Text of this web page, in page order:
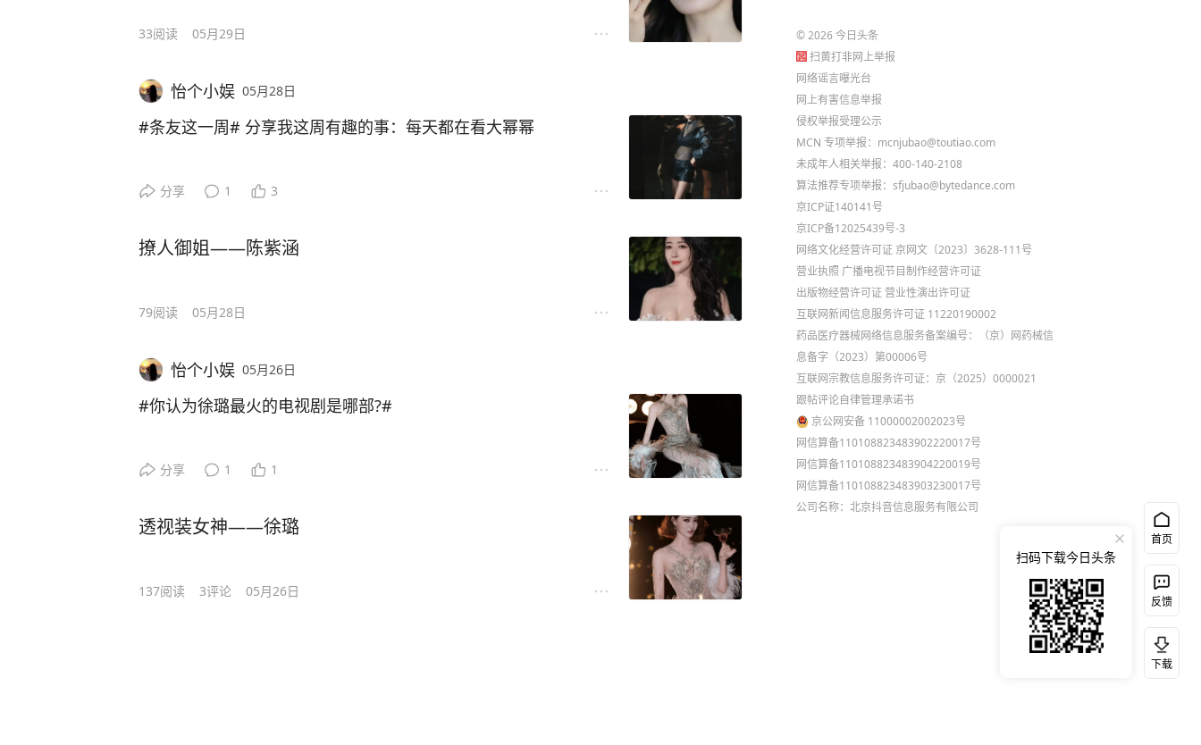
33阅读 05月29日
怡个小娱 05月28日
#条友这一周# 分享我这周有趣的事：每天都在看大幂幂
分享 1 3
撩人御姐——陈紫涵
79阅读 05月28日
怡个小娱 05月26日
#你认为徐璐最火的电视剧是哪部?#
分享 1 1
透视装女神——徐璐
137阅读 3评论 05月26日
©2026今日头条
扫黄打非网上举报
网络谣言曝光台
网上有害信息举报
侵权举报受理公示
MCN 专项举报：mcnjubao@toutiao.com
未成年人相关举报：400-140-2108
算法推荐专项举报：sfjubao@bytedance.com
京ICP证140141号
京ICP备12025439号-3
网络文化经营许可证 京网文〔2023〕3628-111号
营业执照 广播电视节目制作经营许可证
出版物经营许可证 营业性演出许可证
互联网新闻信息服务许可证 11220190002
药品医疗器械网络信息服务备案编号：（京）网药械信
息备字（2023）第00006号
互联网宗教信息服务许可证：京（2025）0000021
跟帖评论自律管理承诺书
京公网安备 11000002002023号
网信算备110108823483902220017号
网信算备110108823483904220019号
网信算备110108823483903230017号
公司名称：北京抖音信息服务有限公司
首页
反馈
下载
扫码下载今日头条